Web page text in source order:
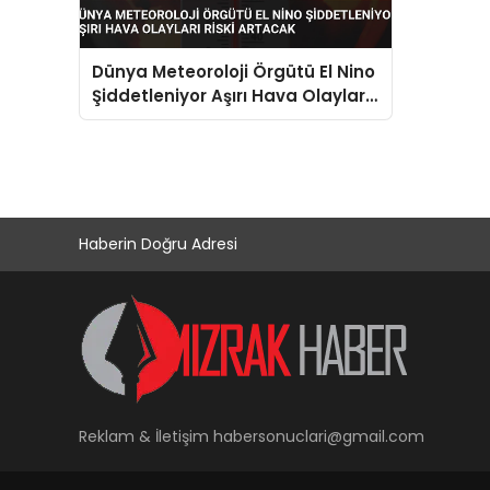
Dünya Meteoroloji Örgütü El Nino
Şiddetleniyor Aşırı Hava Olayları
Riski Artacak
Haberin Doğru Adresi
Reklam & İletişim habersonuclari@gmail.com